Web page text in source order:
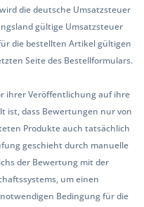
die deutsche Umsatzsteuer
gültige Umsatzsteuer
die bestellten Artikel gültigen
Seite des Bestellformulars.
ihrer Veröffentlichung auf ihre
ist, dass Bewertungen nur von
Produkte auch tatsächlich
geschieht durch manuelle
der Bewertung mit der
um einen
Bedingung für die